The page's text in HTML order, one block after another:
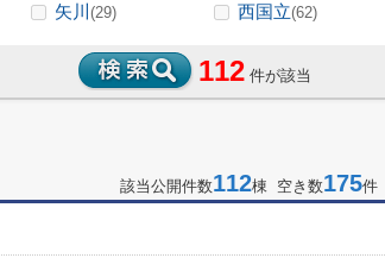
矢川 (29) 西国立(62)
112 件が該当
該当公開件数112棟 空き数175件